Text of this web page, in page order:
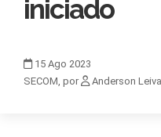
iniciado
15 Ago 2023
SECOM, por
Anderson Leiva